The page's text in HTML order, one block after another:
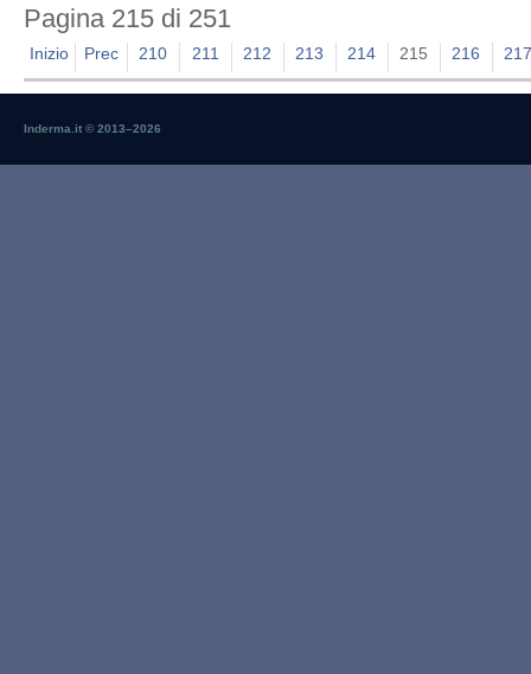
Pagina 215 di 251
Inizio Prec 210 211 212 213 214 215 216
Inderma.it © 2013–2026